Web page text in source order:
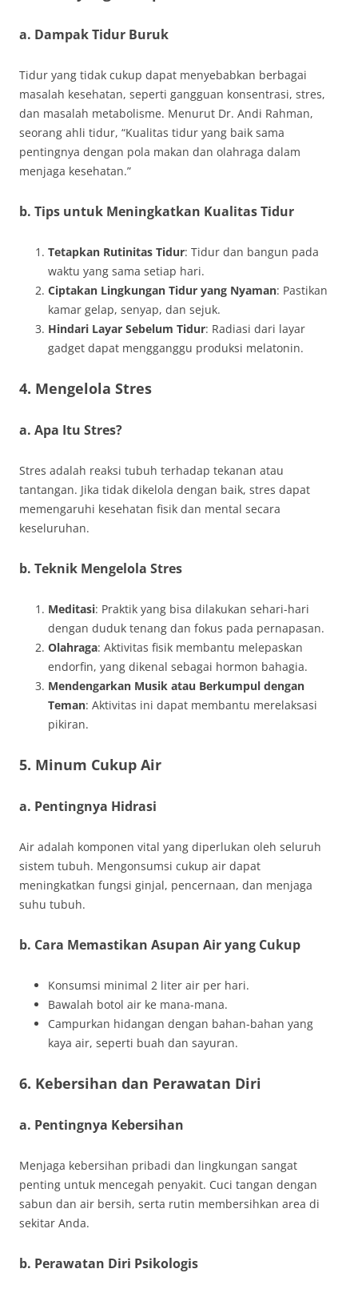
a. Dampak Tidur Buruk
Tidur yang tidak cukup dapat menyebabkan berbagai
masalah kesehatan, seperti gangguan konsentrasi, stres,
dan masalah metabolisme. Menurut Dr. Andi Rahman,
seorang ahli tidur, “Kualitas tidur yang baik sama
pentingnya dengan pola makan dan olahraga dalam
menjaga kesehatan.”
b. Tips untuk Meningkatkan Kualitas Tidur
Tetapkan Rutinitas Tidur: Tidur dan bangun pada
waktu yang sama setiap hari.
Ciptakan Lingkungan Tidur yang Nyaman: Pastikan
kamar gelap, senyap, dan sejuk.
Hindari Layar Sebelum Tidur: Radiasi dari layar
gadget dapat mengganggu produksi melatonin.
4. Mengelola Stres
a. Apa Itu Stres?
Stres adalah reaksi tubuh terhadap tekanan atau
tantangan. Jika tidak dikelola dengan baik, stres dapat
memengaruhi kesehatan fisik dan mental secara
keseluruhan.
b. Teknik Mengelola Stres
Meditasi: Praktik yang bisa dilakukan sehari-hari
dengan duduk tenang dan fokus pada pernapasan.
Olahraga: Aktivitas fisik membantu melepaskan
endorfin, yang dikenal sebagai hormon bahagia.
Mendengarkan Musik atau Berkumpul dengan
Teman: Aktivitas ini dapat membantu merelaksasi
pikiran.
5. Minum Cukup Air
a. Pentingnya Hidrasi
Air adalah komponen vital yang diperlukan oleh seluruh
sistem tubuh. Mengonsumsi cukup air dapat
meningkatkan fungsi ginjal, pencernaan, dan menjaga
suhu tubuh.
b. Cara Memastikan Asupan Air yang Cukup
Konsumsi minimal 2 liter air per hari.
Bawalah botol air ke mana-mana.
Campurkan hidangan dengan bahan-bahan yang
kaya air, seperti buah dan sayuran.
6. Kebersihan dan Perawatan Diri
a. Pentingnya Kebersihan
Menjaga kebersihan pribadi dan lingkungan sangat
penting untuk mencegah penyakit. Cuci tangan dengan
sabun dan air bersih, serta rutin membersihkan area di
sekitar Anda.
b. Perawatan Diri Psikologis